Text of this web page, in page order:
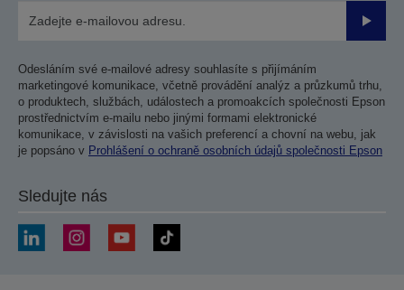
Odesláním své e-mailové adresy souhlasíte s přijímáním
marketingové komunikace, včetně provádění analýz a průzkumů trhu,
o produktech, službách, událostech a promoakcích společnosti Epson
prostřednictvím e-mailu nebo jinými formami elektronické
komunikace, v závislosti na vašich preferencí a chovní na webu, jak
je popsáno v Prohlášení o ochraně osobních údajů společnosti Epson
Sledujte nás